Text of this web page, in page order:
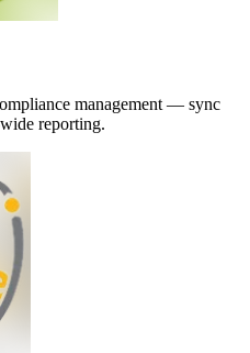
management — sync
reporting.